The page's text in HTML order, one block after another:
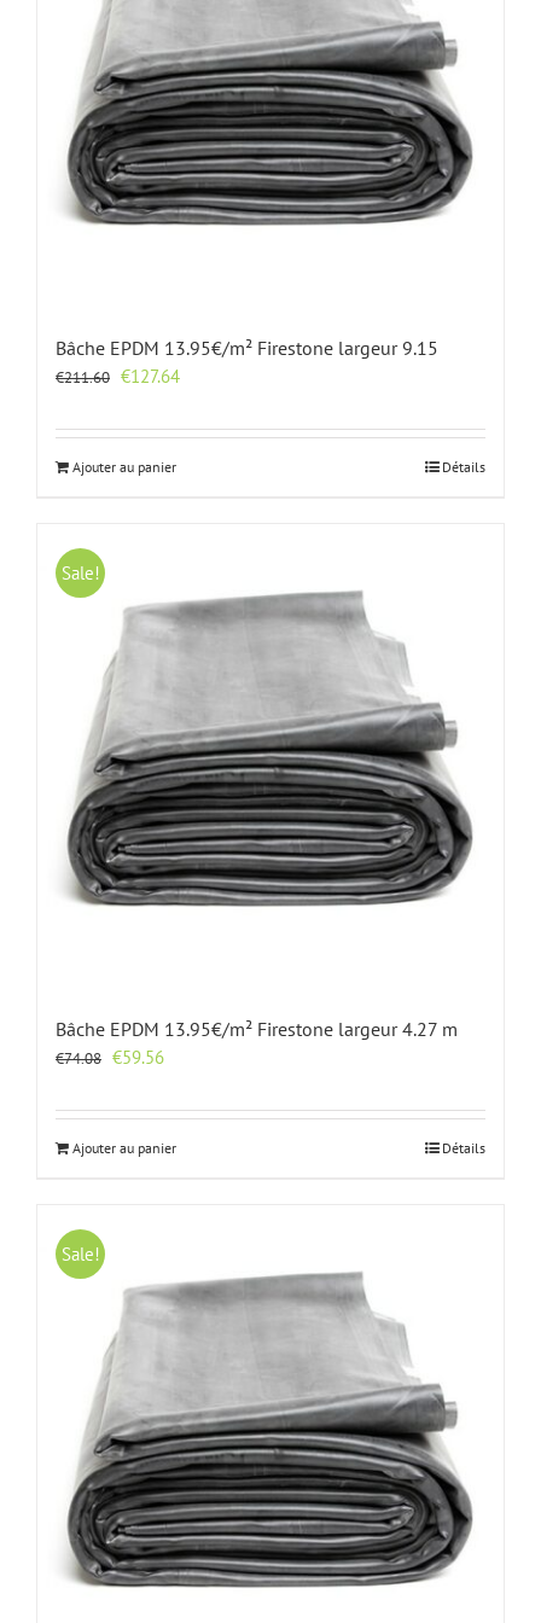
Bâche EPDM 13.95€/m² Firestone largeur 9.15
€211.60 Le
initial
était :
€127.64Le
actuel
Ajouter au panier Détails
Sale!
Bâche EPDM 13.95€/m² Firestone largeur 4.27 m
€74.08 Le
initial
€59.56Le
actuel
est :
Ajouter au panier Détails
Sale!